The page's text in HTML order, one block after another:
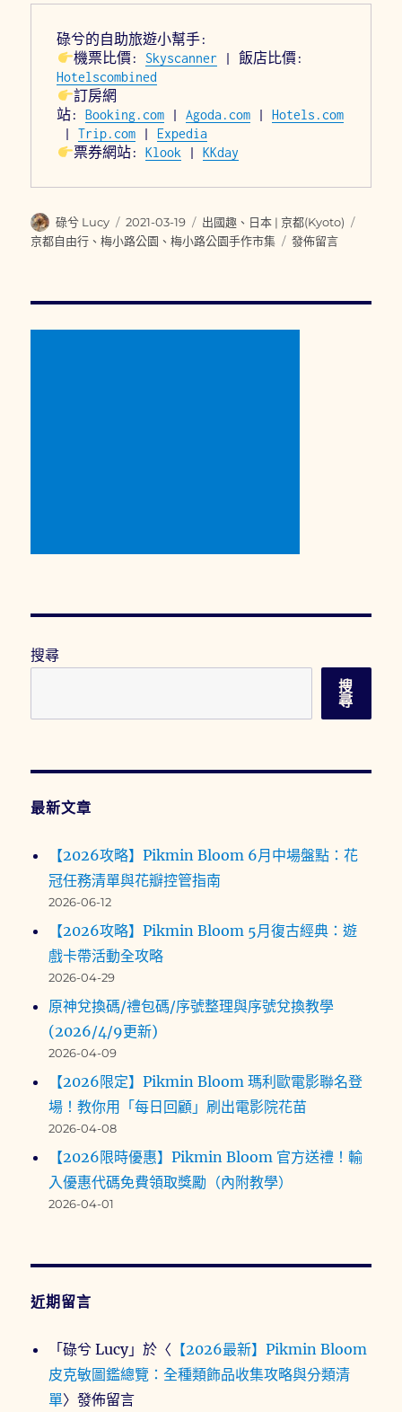
機票比價: Skyscanner
Hotelscombined
訂房網
站: Booking.com | Agoda.com | Hotels.com
| Trip.com | Expedia
票券網站: Klook | KKday
作
者
碌兮 Lucy
發
佈
2021-03-19
分
類
出國趣 、 日本 | 京都(Kyoto)
京都自由行 、梅小路公園 、梅小路公園手作市集
在
Kyoto|
只
星
發佈留言
搜尋
搜
尋
最新文章
【2026攻略】Pikmin Bloom 6月中場盤點：花
冠任務清單與花瓣控管指南
2026-06-12
【2026攻略】Pikmin Bloom 5月復古經典：遊
戲卡帶活動全攻略
2026-04-29
原神兌換碼/禮包碼/序號整理與序號兌換教學
(2026/4/9更新)
2026-04-09
【2026限定】Pikmin Bloom 瑪利歐電影聯名登
場！教你用「每日回顧」刷出電影院花苗
2026-04-08
【2026限時優惠】Pikmin Bloom 官方送禮！輸
入優惠代碼免費領取獎勵（內附教學）
2026-04-01
近期留言
「碌兮 Lucy」於〈 【2026最新】Pikmin Bloom
皮克敏圖鑑總覽：全種類飾品收集攻略與分類清
單〉發佈留言